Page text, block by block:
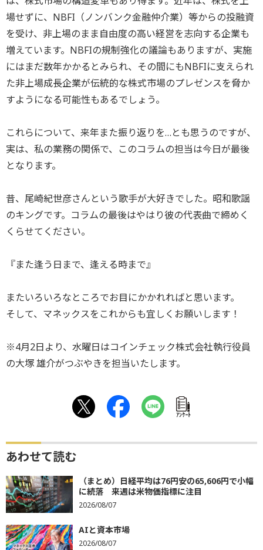
場せずに、NBFI（ノンバンク金融仲介業）等からの投融資
を受け、非上場のまま自由度の高い経営を志向する企業も
増えています。NBFIの規制強化の議論もありますが、実施
にはまだ数年かかるとみられ、その間にもNBFIに支えられ
た非上場成長企業が伝統的な株式市場のプレゼンスを脅か
すようになる可能性もあるでしょう。
これらについて、来年また振り返りを…とも思うのですが、
実は、私の業務の関係で、このコラムの担当は今日が最後
となります。
昔、尾崎紀世彦さんという歌手が大好きでした。昭和歌謡
のキングです。コラムの最後はやはり彼の代表曲で締めく
くらせてください。
『また逢う日まで、逢える時まで』
またいろいろなところでお目にかかれればと思います。
そして、マネックスをこれからも宜しくお願いします！
※4月2日より、水曜日はコインチェック株式会社執行役員
の大塚 雄介がつぶやきを担当いたします。
ｱﾝｹｰﾄ
あわせて読む
（まとめ）日経平均は76円安の65,606円で小幅
に続落 来週は米物価指標に注目
2026/08/07
AIと資本市場
2026/08/07